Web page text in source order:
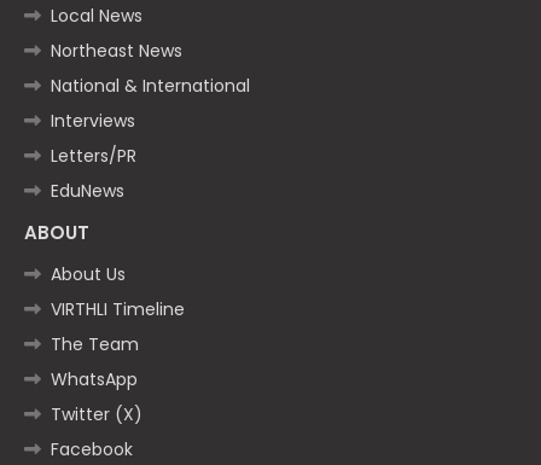
Local News
Northeast News
National & International
Interviews
Letters/PR
EduNews
ABOUT
About Us
VIRTHLI Timeline
The Team
WhatsApp
Twitter (X)
Facebook